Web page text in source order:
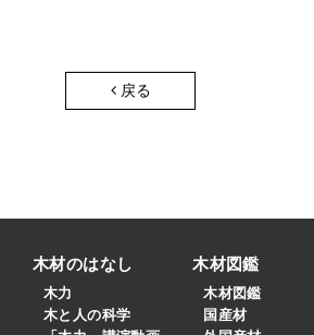
戻る
木材のはなし
木力
木と人の科学
木材図鑑
木材図鑑
国産材